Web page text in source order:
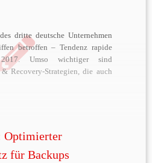
dritte deutsche Unternehmen
betroffen – Tendenz rapide
Umso wichtiger sind
Recovery-Strategien, die auch
Optimierter
für Backups